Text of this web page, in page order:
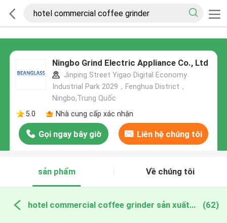
Ningbo Grind Electric Appliance Co., Ltd
Jinping Street Yigao Digital Economy
Industrial Park 2029，Fenghua District，
Ningbo,Trung Quốc
5.0
Nhà cung cấp xác nhận
Gọi ngay bây giờ Liên hệ chúng tôi
sản phẩm Về chúng tôi
hotel commercial coffee grinder sản xuất trực tuyến (62)